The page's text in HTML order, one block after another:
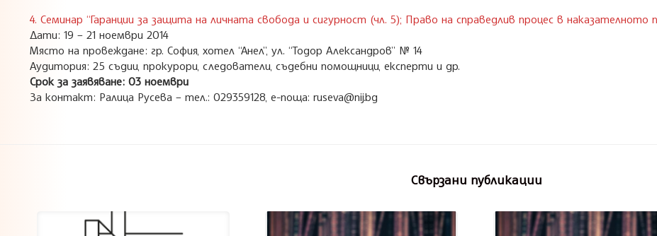
4. Семинар “Гаранции за защита на личната свобода и сигурност (чл. 5); Право на справедлив процес в наказателното
Дати: 19 – 21 ноември 2014
Място на провеждане: гр. София, хотел “Анел”, ул. “Тодор Александров” № 14
Аудитория: 25 съдии, прокурори, следователи, съдебни помощници, експерти и др.
Срок за заявяване: 03 ноември
За контакт: Ралица Русева – тел.: 029359128, е-поща: ruseva@nij.bg
Свързани публикации